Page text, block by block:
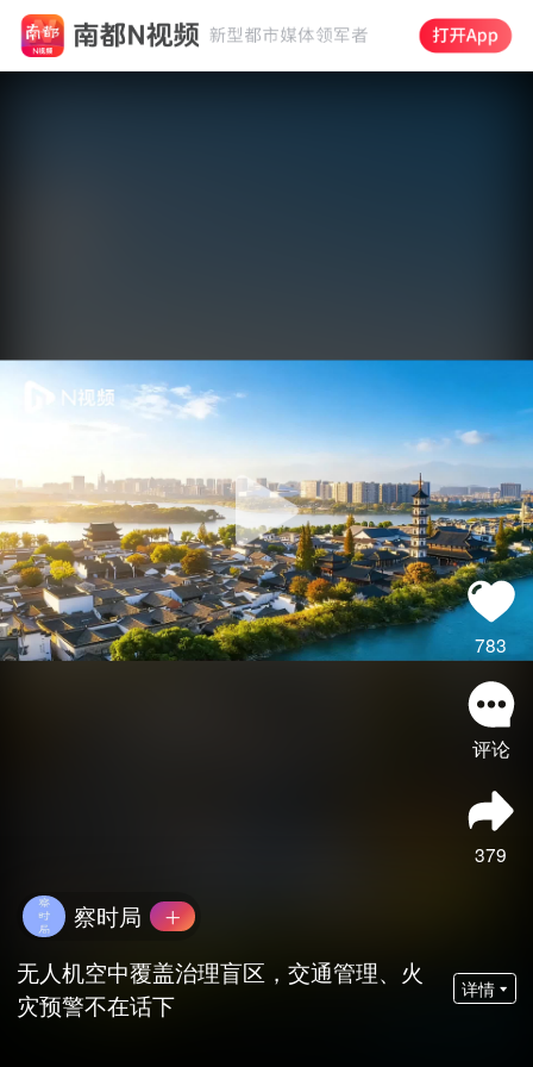
783
评论
379
察时局
无人机空中覆盖治理盲区，交通管理、火
灾预警不在话下
详情